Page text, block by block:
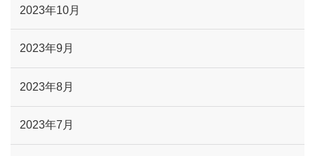
2023年10月
2023年9月
2023年8月
2023年7月